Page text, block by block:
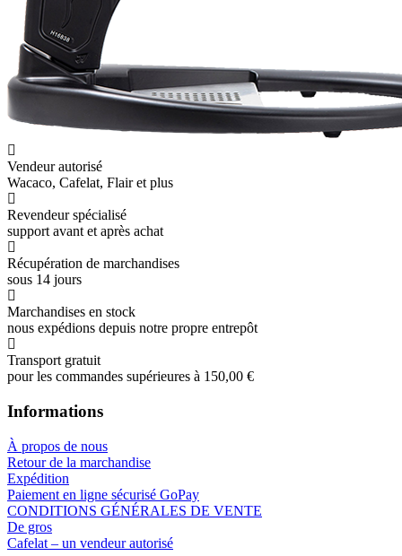
Vendeur autorisé
Wacaco, Cafelat, Flair et plus
Revendeur spécialisé
support avant et après achat
Récupération de marchandises
sous 14 jours
Marchandises en stock
nous expédions depuis notre propre entrepôt
Transport gratuit
pour les commandes supérieures à 150,00 €
Informations
À propos de nous
Retour de la marchandise
Expédition
Paiement en ligne sécurisé GoPay
CONDITIONS GÉNÉRALES DE VENTE
De gros
Cafelat – un vendeur autorisé